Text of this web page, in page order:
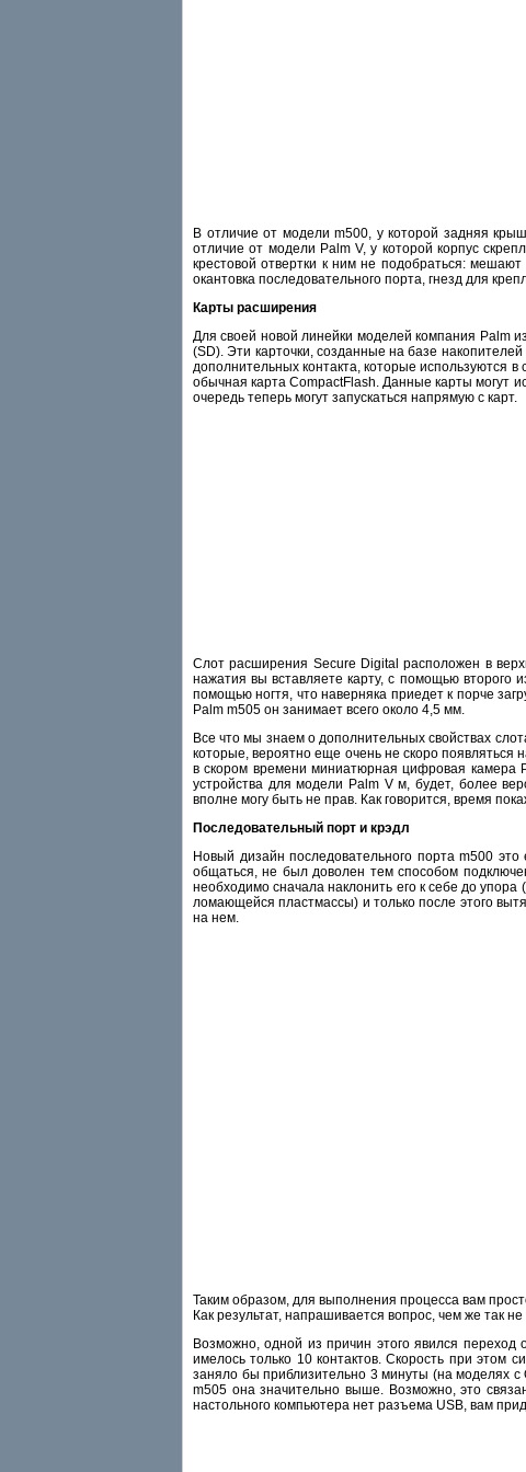
В отличие от модели m500, у которой задняя
отличие от модели Palm V, у которой корпус
крестовой отвертки к ним не подобраться:
окантовка последовательного порта, гнезд для
Карты расширения
Для своей новой линейки моделей компания Palm
(SD). Эти карточки, созданные на базе
дополнительных контакта, которые используются
обычная карта CompactFlash. Данные карты могут
очередь теперь могут запускаться напрямую с карт.
Cлот расширения Secure Digital расположен в
нажатия вы вставляете карту, с помощью второго
помощью ногтя, что наверняка приедет к порче
Palm m505 он занимает всего около 4,5 мм.
Все что мы знаем о дополнительных свойствах
которые, вероятно еще очень не скоро
в скором времени миниатюрная цифровая камера
устройства для модели Palm V м, будет, более
вполне могу быть не прав. Как говорится, время
Последовательный порт и крэдл
Новый дизайн последовательного порта m500
общаться, не был доволен тем способом
необходимо сначала наклонить его к себе до
ломающейся пластмассы) и только после этого
на нем.
Таким образом, для выполнения процесса вам
Как результат, напрашивается вопрос, чем же так
Возможно, одной из причин этого явился
имелось только 10 контактов. Скорость при
заняло бы приблизительно 3 минуты (на моделях
m505 она значительно выше. Возможно, это
настольного компьютера нет разъема USB, вам